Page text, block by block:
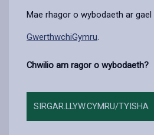
Mae rhagor o wybodaeth ar
GwerthwchiGymru.
Chwilio am ragor o wybodaeth?
SIRGAR.LLYW.CYMRU/TYISHA